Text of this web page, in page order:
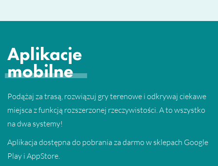
Aplikacje
mobilne
Podążaj za trasą, rozwiązuj gry terenowe i odkrywaj ciekawe
miejsca z funkcją rozszerzonej rzeczywistości. A to wszystko
na dwa systemy!
Aplikacja dostępna do pobrania za darmo w sklepach Google
Play i AppStore.